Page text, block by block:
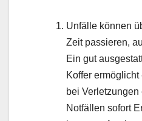
Unfälle können
Zeit passieren,
Ein gut
Koffer
bei
Notfällen sofort